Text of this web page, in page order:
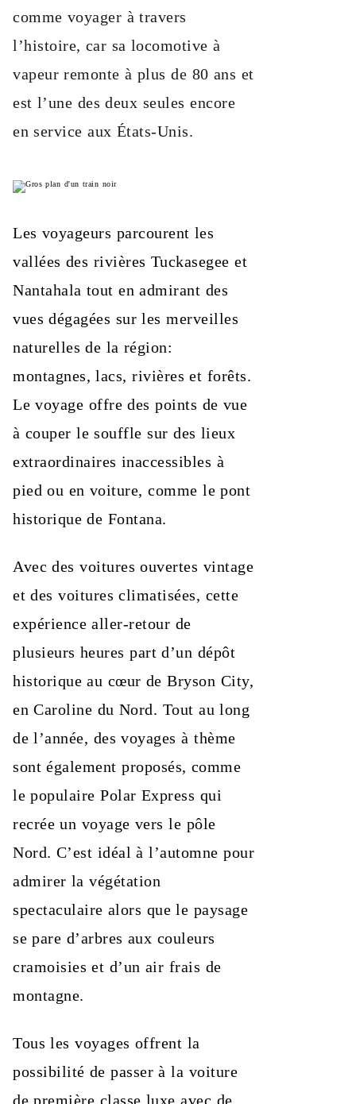
comme voyager à travers
l’histoire, car sa locomotive à
vapeur remonte à plus de 80 ans et
est l’une des deux seules encore
en service aux États-Unis.
Les voyageurs parcourent les
vallées des rivières Tuckasegee et
Nantahala tout en admirant des
vues dégagées sur les merveilles
naturelles de la région:
montagnes, lacs, rivières et forêts.
Le voyage offre des points de vue
à couper le souffle sur des lieux
extraordinaires inaccessibles à
pied ou en voiture, comme le pont
historique de Fontana.
Avec des voitures ouvertes vintage
et des voitures climatisées, cette
expérience aller-retour de
plusieurs heures part d’un dépôt
historique au cœur de Bryson City,
en Caroline du Nord. Tout au long
de l’année, des voyages à thème
sont également proposés, comme
le populaire Polar Express qui
recrée un voyage vers le pôle
Nord. C’est idéal à l’automne pour
admirer la végétation
spectaculaire alors que le paysage
se pare d’arbres aux couleurs
cramoisies et d’un air frais de
montagne.
Tous les voyages offrent la
possibilité de passer à la voiture
de première classe luxe avec de